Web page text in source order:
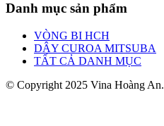
Danh mục sản phẩm
VÒNG BI HCH
DÂY CUROA MITSUBA
TẤT CẢ DANH MỤC
© Copyright 2025 Vina Hoàng An.